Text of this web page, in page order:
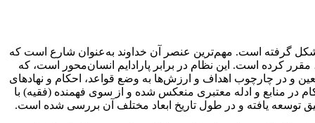
گرفته است‌‌‌‌‌‌‌‌. مهم‌ترین عنصر آن خداوند به‌عنوان شارع است که
مقرر کرده است‌‌‌‌‌‌‌‌. این نظام در برابر پارادایم انسان‌محور است، که
و در چارچوب اهداف و ارزش‌ها به وضع قواعد، احکام و نهادهای
در منابع و ادله معتبری منعکس شده و از سوی فهمنده (فقیه) با
توسعه یافته و در طول تاریخ ابعاد مختلف آن بررسی‌ شده‌ است‌‌‌‌‌.